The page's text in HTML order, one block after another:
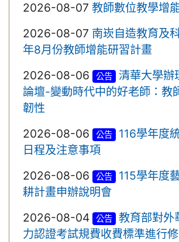
2026-08-07 教師數位教學增
2026-08-07 南崁自造教育及
年8月份教師增能研習計畫
2026-08-06
公告
清華大學辦
論壇-變動時代中的好老師：教
韌性
2026-08-06
公告
116學年度
日程及注意事項
2026-08-06
公告
115學年度
耕計畫申辦說明會
2026-08-04
公告
教育部對外
力認證考試規費收費標準進行